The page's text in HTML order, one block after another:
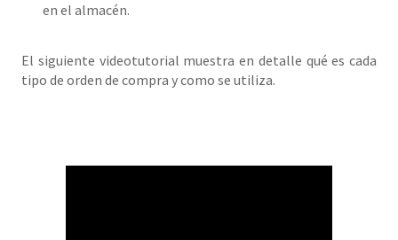
en el almacén.
El siguiente videotutorial muestra en detalle qué es cada
tipo de orden de compra y como se utiliza.